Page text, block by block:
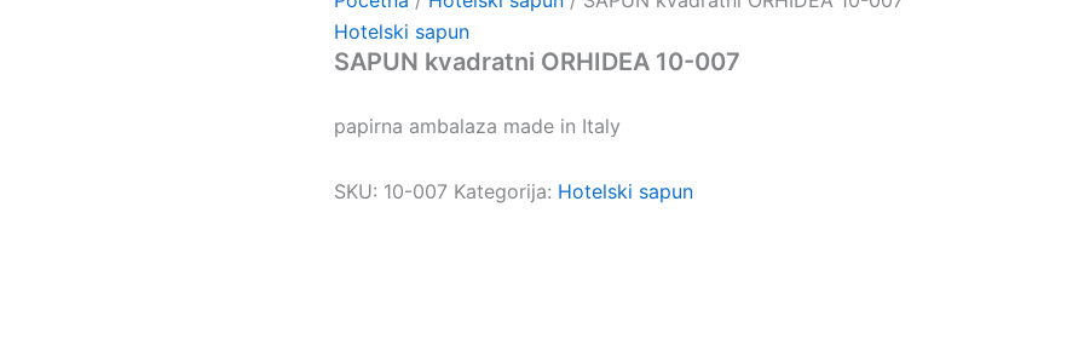
Hotelski sapun
SAPUN kvadratni ORHIDEA 10-007
papirna ambalaza made in Italy
SKU: 10-007 Kategorija: Hotelski sapun